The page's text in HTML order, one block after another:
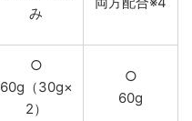
み
○
60g（30g×
2）
○
60g